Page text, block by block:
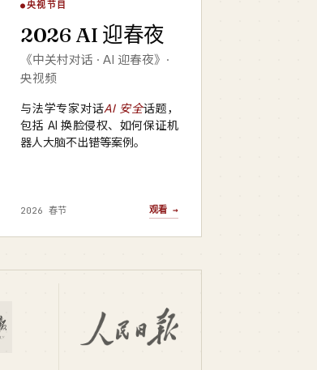
央视频 · 2026
央视节目
2026 AI 迎春夜
《中关村对话 · AI 迎春夜》·
央视频
与法学专家对话AI 安全话题，
包括 AI 换脸侵权、如何保证机
器人大脑不出错等案例。
2026 春节 观看 →